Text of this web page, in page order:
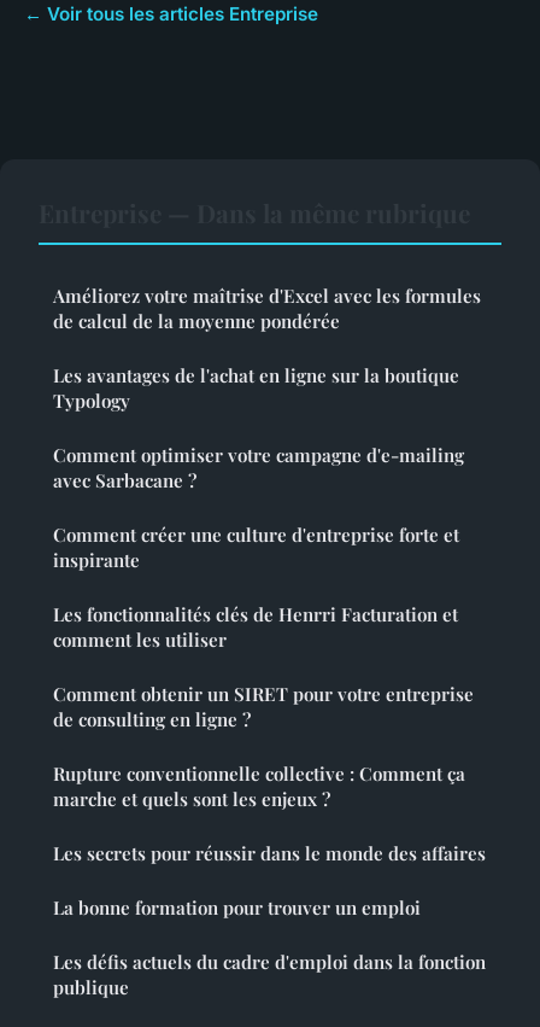
← Voir tous les articles Entreprise
Améliorez votre maîtrise d'Excel avec les formules
de calcul de la moyenne pondérée
Les avantages de l'achat en ligne sur la boutique
Typology
Comment optimiser votre campagne d'e-mailing
avec Sarbacane ?
Comment créer une culture d'entreprise forte et
inspirante
Les fonctionnalités clés de Henrri Facturation et
comment les utiliser
Comment obtenir un SIRET pour votre entreprise
de consulting en ligne ?
Rupture conventionnelle collective : Comment ça
marche et quels sont les enjeux ?
Les secrets pour réussir dans le monde des affaires
La bonne formation pour trouver un emploi
Les défis actuels du cadre d'emploi dans la fonction
publique